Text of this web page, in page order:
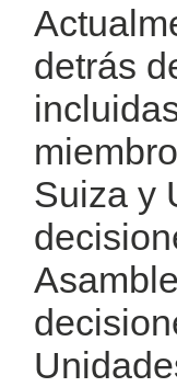
detrás
Suiza y